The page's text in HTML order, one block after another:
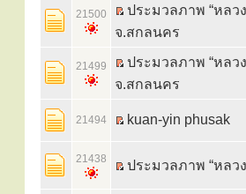
21500
ประมวลภาพ “หลว
จ.สกลนคร
21499
ประมวลภาพ “หลว
จ.สกลนคร
21494 kuan-yin phusak
21438 ประมวลภาพ “หลว